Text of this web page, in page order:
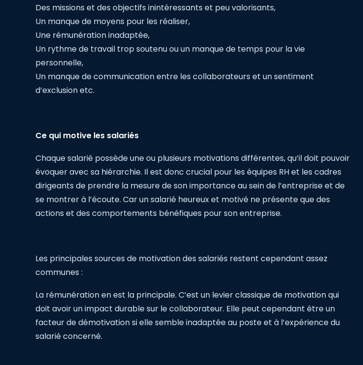
Des missions et des objectifs inintéressants et peu valorisants,
Un manque de moyens pour les réaliser,
Une rémunération inadaptée,
Un rythme de travail trop soutenu ou un manque de temps pour la vie
personnelle,
Un manque de communication entre les collaborateurs et un sentiment
d’exclusion etc.
Ce qui motive les salariés
Chaque salarié possède une ou plusieurs motivations différentes, qu’il doit pouvoir
évoquer avec sa hiérarchie. Il est donc crucial pour les équipes RH et les cadres
dirigeants de prendre la mesure de son importance au sein de l’entreprise et de
se montrer à l’écoute. Car un salarié heureux et motivé ne présente que des
actions et des comportements bénéfiques pour son entreprise.
Les principales sources de motivation des salariés restent cependant assez
communes :
La rémunération en est la principale. C’est un levier classique de motivation qui
doit avoir un impact durable sur le collaborateur. Elle peut cependant être un
facteur de démotivation si elle semble inadaptée au poste et à l’expérience du
salarié concerné.